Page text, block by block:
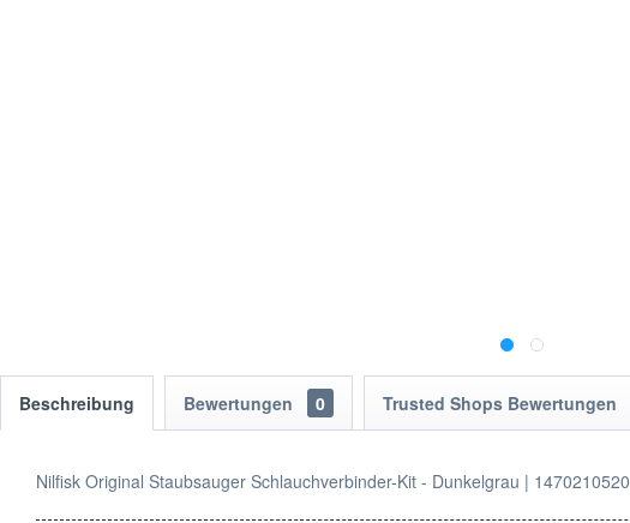
Beschreibung Bewertungen 0 Trusted Shops Bewertungen
Nilfisk Original Staubsauger Schlauchverbinder-Kit - Dunkelgrau | 1470210520